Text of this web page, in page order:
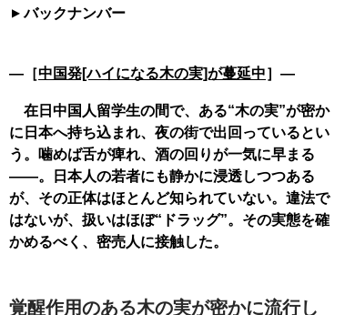
バックナンバー
―［中国発[ハイになる木の実]が蔓延中］―
在日中国人留学生の間で、ある“木の実”が密か
に日本へ持ち込まれ、夜の街で出回っているとい
う。噛めば舌が痺れ、酒の回りが一気に早まる
――。日本人の若者にも静かに浸透しつつある
が、その正体はほとんど知られていない。違法で
はないが、扱いはほぼ“ドラッグ”。その実態を確
かめるべく、密売人に接触した。
覚醒作用のある木の実が密かに流行し